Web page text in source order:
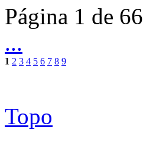
Página 1 de 66
...
1 2 3 4 5 6 7 8 9
Topo